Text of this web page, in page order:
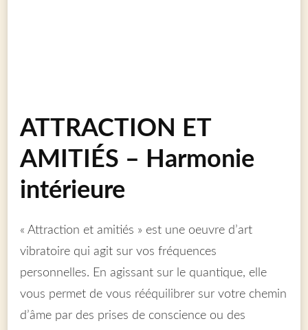
ATTRACTION ET
AMITIÉS – Harmonie
intérieure
« Attraction et amitiés » est une oeuvre d’art
vibratoire qui agit sur vos fréquences
personnelles. En agissant sur le quantique, elle
vous permet de vous rééquilibrer sur votre chemin
d’âme par des prises de conscience ou des